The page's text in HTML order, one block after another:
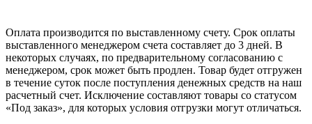
Оплата производится по выставленному счету. Срок оплаты
выставленного менеджером счета составляет до 3 дней. В
некоторых случаях, по предварительному согласованию с
менеджером, срок может быть продлен. Товар будет отгружен
в течение суток после поступления денежных средств на наш
расчетный счет. Исключение составляют товары со статусом
«Под заказ», для которых условия отгрузки могут отличаться.